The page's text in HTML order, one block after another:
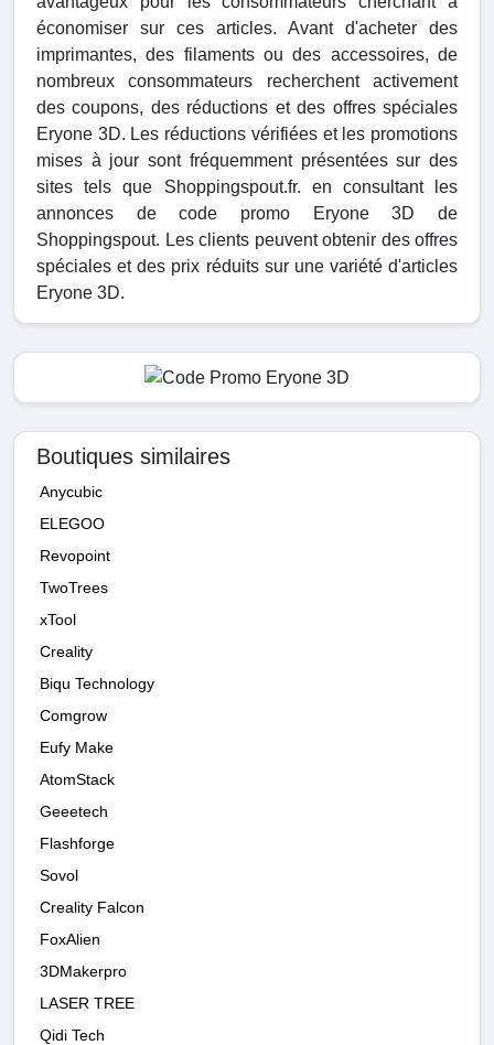
économiser sur ces articles. Avant d'acheter des
imprimantes, des filaments ou des accessoires, de
nombreux consommateurs recherchent activement
des coupons, des réductions et des offres spéciales
Eryone 3D. Les réductions vérifiées et les promotions
mises à jour sont fréquemment présentées sur des
sites tels que Shoppingspout.fr. en consultant les
annonces de code promo Eryone 3D de
Shoppingspout. Les clients peuvent obtenir des offres
spéciales et des prix réduits sur une variété d'articles
Eryone 3D.
Boutiques similaires
Anycubic
ELEGOO
Revopoint
TwoTrees
xTool
Creality
Biqu Technology
Comgrow
Eufy Make
AtomStack
Geeetech
Flashforge
Sovol
Creality Falcon
FoxAlien
3DMakerpro
LASER TREE
Qidi Tech